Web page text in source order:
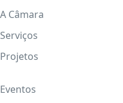
A Câmara
Serviços
Projetos
Eventos